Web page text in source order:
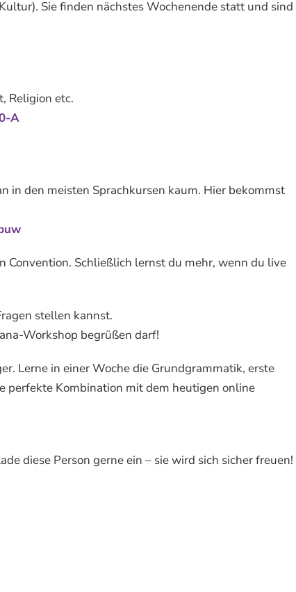
Sie finden nächstes Wochenende statt und sind
Religion etc.
A
in den meisten Sprachkursen kaum. Hier bekommst
Convention. Schließlich lernst du mehr, wenn du live
stellen kannst.
Workshop begrüßen darf!
Lerne in einer Woche die Grundgrammatik, erste
perfekte Kombination mit dem heutigen online
diese Person gerne ein – sie wird sich sicher freuen!